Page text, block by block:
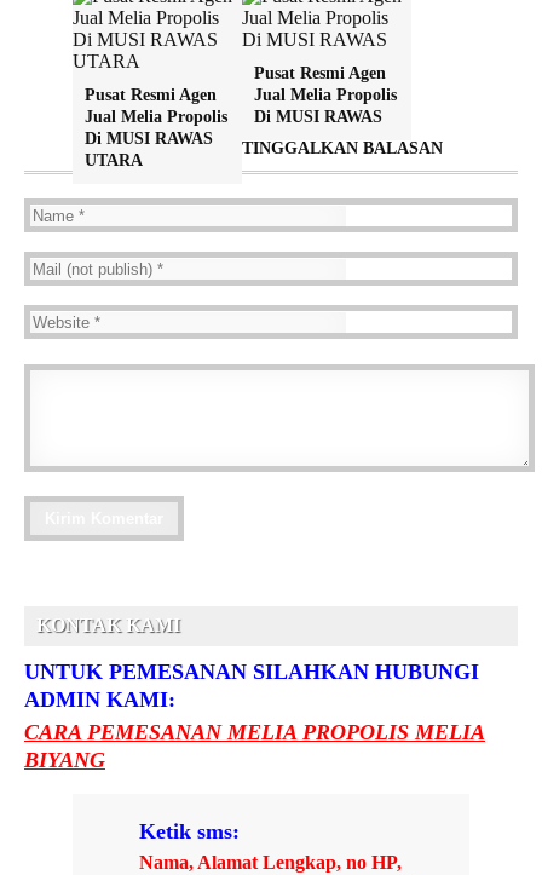
Pusat Resmi Agen
Jual Melia Propolis
Di MUSI RAWAS
UTARA
Pusat Resmi Agen
Jual Melia Propolis
Di MUSI RAWAS
TINGGALKAN BALASAN
KONTAK KAMI
UNTUK PEMESANAN SILAHKAN HUBUNGI
ADMIN KAMI:
CARA PEMESANAN MELIA PROPOLIS MELIA
BIYANG
Ketik sms:
Nama, Alamat Lengkap, no HP,